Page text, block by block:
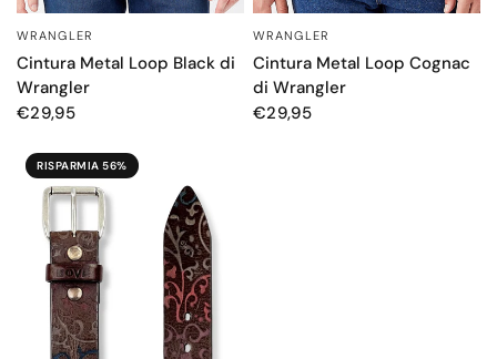
OCCHIATA VELOCE
WRANGLER
Cintura Metal Loop Black di
Wrangler
€29,95
OCCHIATA VELOCE
WRANGLER
Cintura Metal Loop Cognac
di Wrangler
€29,95
RISPARMIA 56%